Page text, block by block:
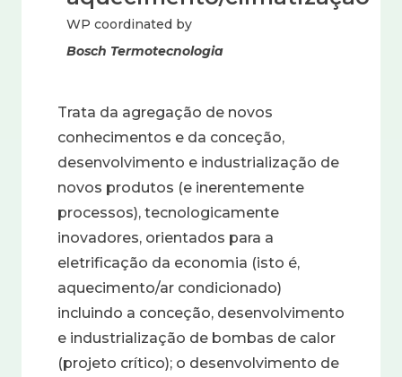
WP coordinated by
Bosch Termotecnologia
Trata da agregação de novos
conhecimentos e da conceção,
desenvolvimento e industrialização de
novos produtos (e inerentemente
processos), tecnologicamente
inovadores, orientados para a
eletrificação da economia (isto é,
aquecimento/ar condicionado)
incluindo a conceção, desenvolvimento
e industrialização de bombas de calor
(projeto crítico); o desenvolvimento de